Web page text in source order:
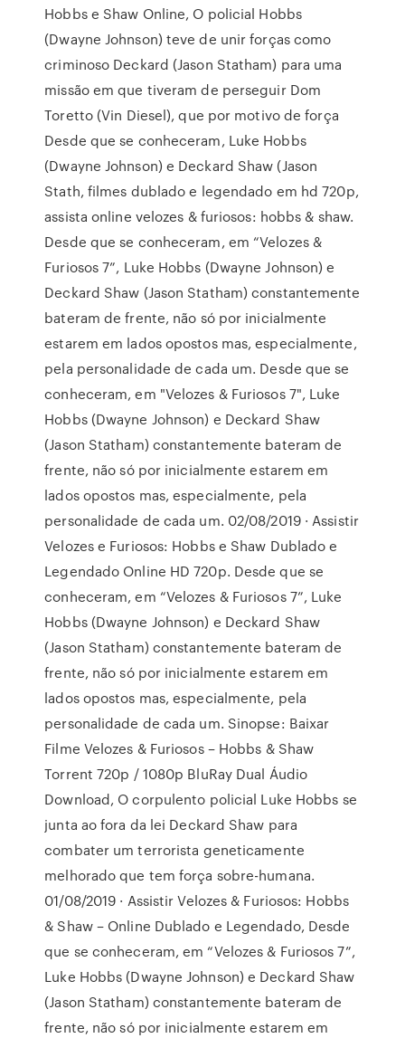
Hobbs e Shaw Online, O policial Hobbs
(Dwayne Johnson) teve de unir forças como
criminoso Deckard (Jason Statham) para uma
missão em que tiveram de perseguir Dom
Toretto (Vin Diesel), que por motivo de força
Desde que se conheceram, Luke Hobbs
(Dwayne Johnson) e Deckard Shaw (Jason
Stath, filmes dublado e legendado em hd 720p,
assista online velozes & furiosos: hobbs & shaw.
Desde que se conheceram, em “Velozes &
Furiosos 7”, Luke Hobbs (Dwayne Johnson) e
Deckard Shaw (Jason Statham) constantemente
bateram de frente, não só por inicialmente
estarem em lados opostos mas, especialmente,
pela personalidade de cada um. Desde que se
conheceram, em "Velozes & Furiosos 7", Luke
Hobbs (Dwayne Johnson) e Deckard Shaw
(Jason Statham) constantemente bateram de
frente, não só por inicialmente estarem em
lados opostos mas, especialmente, pela
personalidade de cada um. 02/08/2019 · Assistir
Velozes e Furiosos: Hobbs e Shaw Dublado e
Legendado Online HD 720p. Desde que se
conheceram, em “Velozes & Furiosos 7”, Luke
Hobbs (Dwayne Johnson) e Deckard Shaw
(Jason Statham) constantemente bateram de
frente, não só por inicialmente estarem em
lados opostos mas, especialmente, pela
personalidade de cada um. Sinopse: Baixar
Filme Velozes & Furiosos – Hobbs & Shaw
Torrent 720p / 1080p BluRay Dual Áudio
Download, O corpulento policial Luke Hobbs se
junta ao fora da lei Deckard Shaw para
combater um terrorista geneticamente
melhorado que tem força sobre-humana.
01/08/2019 · Assistir Velozes & Furiosos: Hobbs
& Shaw – Online Dublado e Legendado, Desde
que se conheceram, em “Velozes & Furiosos 7”,
Luke Hobbs (Dwayne Johnson) e Deckard Shaw
(Jason Statham) constantemente bateram de
frente, não só por inicialmente estarem em